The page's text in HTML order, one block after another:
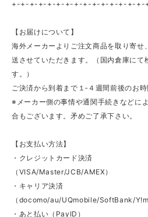
+-+-+-+-+-+-+-+-+-+-+-+-+-+-+-
【お届けについて】
海外メーカーよりご注文商品を取り寄せ
送させていただきます。（国内倉庫にて
す。）
ご決済から到着まで１‐４週間前後のお
※メーカー側の事情や通関手続きなどに
合もございます。矛めご了承下さい。
【お支払い方法】
・クレジットカード決済
（VISA/Master/JCB/AMEX）
・キャリア決済
（docomo/au/UQmobile/SoftBank/
・あと払い（PayID）